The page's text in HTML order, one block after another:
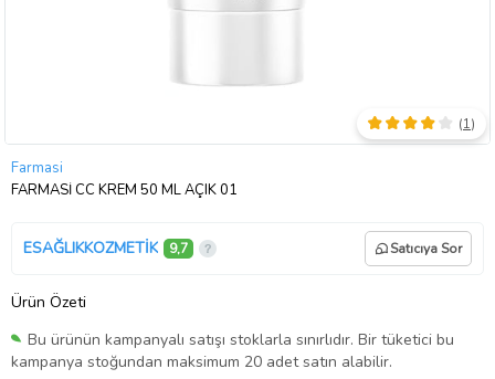
Farmasi
FARMASİ CC KREM 50 ML AÇIK 01
(1)
ESAĞLIKKOZMETİK 9,7 Satıcıya Sor
Ürün Özeti
Bu ürünün kampanyalı satışı stoklarla sınırlıdır. Bir tüketici bu
kampanya stoğundan maksimum 20 adet satın alabilir.